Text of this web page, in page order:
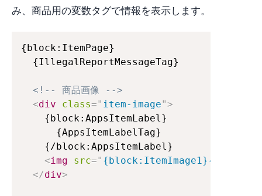
み、商品用の変数タグで情報を表示します。
{block:ItemPage}
  {IllegalReportMessageTag}
<!-- 商品画像 -->
<div class=" item-image">
    {block:AppsItemLabel}
      {AppsItemLabelTag}
    {/block:AppsItemLabel}
<img src="
</div>